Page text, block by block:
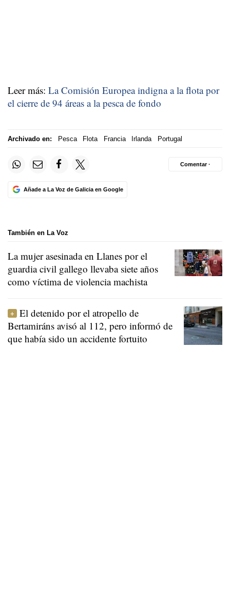
Leer más: La Comisión Europea indigna a la flota por
el cierre de 94 áreas a la pesca de fondo
Archivado en: Pesca Flota Francia Irlanda Portugal
Añade a La Voz de Galicia en Google
Comentar ·
También en La Voz
La mujer asesinada en Llanes por el
guardia civil gallego llevaba siete años
como víctima de violencia machista
El detenido por el atropello de
Bertamiráns avisó al 112, pero informó de
que había sido un accidente fortuito